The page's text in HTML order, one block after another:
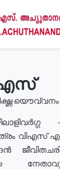
യൌവ്വനം
വിഎസ്